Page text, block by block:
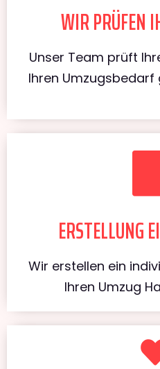
WIR PRÜFEN
Unser Team prüft
Ihren Umzugsbedarf
ERSTELLUNG
Wir erstellen ein
Ihren Umzug